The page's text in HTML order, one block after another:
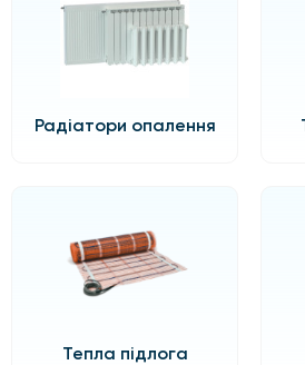
Радіатори опалення
Тепла підлога